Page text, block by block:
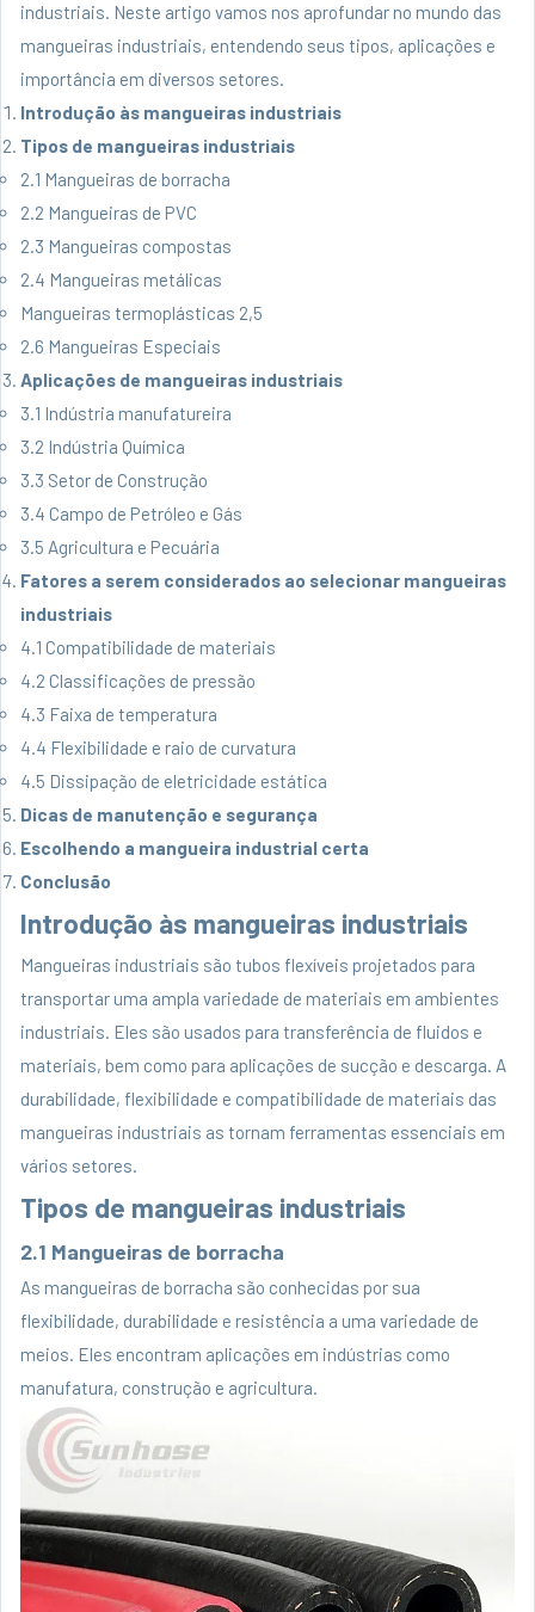
industriais. Neste artigo vamos nos aprofundar no mundo das
mangueiras industriais, entendendo seus tipos, aplicações e
importância em diversos setores.
Introdução às mangueiras industriais
Tipos de mangueiras industriais
2.1 Mangueiras de borracha
2.2 Mangueiras de PVC
2.3 Mangueiras compostas
2.4 Mangueiras metálicas
Mangueiras termoplásticas 2,5
2.6 Mangueiras Especiais
Aplicações de mangueiras industriais
3.1 Indústria manufatureira
3.2 Indústria Química
3.3 Setor de Construção
3.4 Campo de Petróleo e Gás
3.5 Agricultura e Pecuária
Fatores a serem considerados ao selecionar mangueiras
industriais
4.1 Compatibilidade de materiais
4.2 Classificações de pressão
4.3 Faixa de temperatura
4.4 Flexibilidade e raio de curvatura
4.5 Dissipação de eletricidade estática
Dicas de manutenção e segurança
Escolhendo a mangueira industrial certa
Conclusão
Introdução às mangueiras industriais
Mangueiras industriais são tubos flexíveis projetados para
transportar uma ampla variedade de materiais em ambientes
industriais. Eles são usados ​​para transferência de fluidos e
materiais, bem como para aplicações de sucção e descarga. A
durabilidade, flexibilidade e compatibilidade de materiais das
mangueiras industriais as tornam ferramentas essenciais em
vários setores.
Tipos de mangueiras industriais
2.1 Mangueiras de borracha
As mangueiras de borracha são conhecidas por sua
flexibilidade, durabilidade e resistência a uma variedade de
meios. Eles encontram aplicações em indústrias como
manufatura, construção e agricultura.